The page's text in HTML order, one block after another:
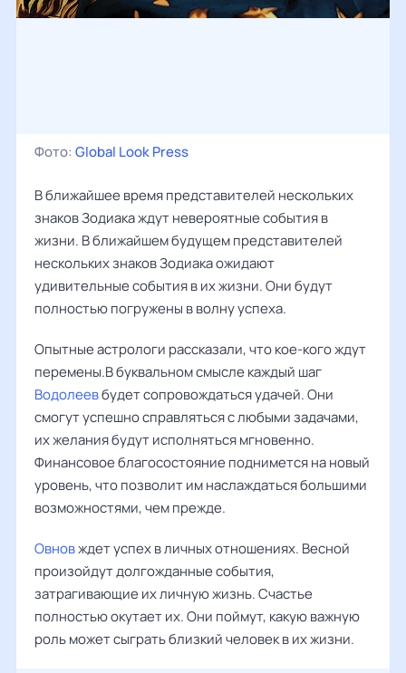
Фото: Global Look Press
В ближайшее время представителей нескольких
знаков Зодиака ждут невероятные события в
жизни. В ближайшем будущем представителей
нескольких знаков Зодиака ожидают
удивительные события в их жизни. Они будут
полностью погружены в волну успеха.
Опытные астрологи рассказали, что кое-кого ждут
перемены.В буквальном смысле каждый шаг
Водолеевбудет сопровождаться удачей. Они
смогут успешно справляться с любыми задачами,
их желания будут исполняться мгновенно.
Финансовое благосостояние поднимется на новый
уровень, что позволит им наслаждаться большими
возможностями, чем прежде.
Овновждет успех в личных отношениях. Весной
произойдут долгожданные события,
затрагивающие их личную жизнь. Счастье
полностью окутает их. Они поймут, какую важную
роль может сыграть близкий человек в их жизни.